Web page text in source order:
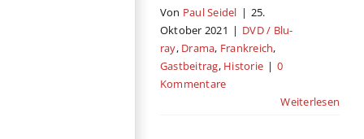
Von Paul Seidel | 25.
Oktober 2021 | DVD / Blu-
ray, Drama, Frankreich,
Gastbeitrag, Historie | 0
Kommentare
Weiterlesen